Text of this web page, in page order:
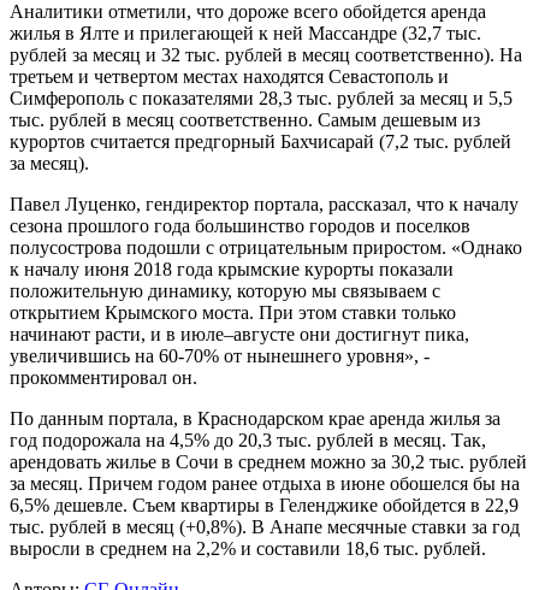
Аналитики отметили, что дороже всего обойдется аренда
жилья в Ялте и прилегающей к ней Массандре (32,7 тыс.
рублей за месяц и 32 тыс. рублей в месяц соответственно). На
третьем и четвертом местах находятся Севастополь и
Симферополь с показателями 28,3 тыс. рублей за месяц и 5,5
тыс. рублей в месяц соответственно. Самым дешевым из
курортов считается предгорный Бахчисарай (7,2 тыс. рублей
за месяц).
Павел Луценко, гендиректор портала, рассказал, что к началу
сезона прошлого года большинство городов и поселков
полусострова подошли с отрицательным приростом. «Однако
к началу июня 2018 года крымские курорты показали
положительную динамику, которую мы связываем с
открытием Крымского моста. При этом ставки только
начинают расти, и в июле–августе они достигнут пика,
увеличившись на 60-70% от нынешнего уровня», -
прокомментировал он.
По данным портала, в Краснодарском крае аренда жилья за
год подорожала на 4,5% до 20,3 тыс. рублей в месяц. Так,
арендовать жилье в Сочи в среднем можно за 30,2 тыс. рублей
за месяц. Причем годом ранее отдыха в июне обошелся бы на
6,5% дешевле. Съем квартиры в Геленджике обойдется в 22,9
тыс. рублей в месяц (+0,8%). В Анапе месячные ставки за год
выросли в среднем на 2,2% и составили 18,6 тыс. рублей.